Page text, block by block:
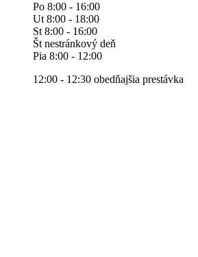
Po 8:00 - 16:00
Ut 8:00 - 18:00
St 8:00 - 16:00
Št nestránkový deň
Pia 8:00 - 12:00
12:00 - 12:30 obedňajšia prestávka